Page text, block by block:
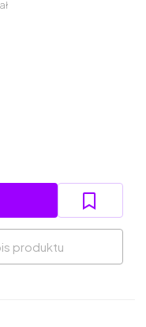
produktu